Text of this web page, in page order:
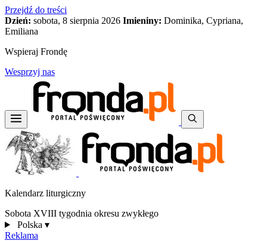
Przejdź do treści
Dzień: sobota, 8 sierpnia 2026 Imieniny: Dominika, Cypriana,
Emiliana
Wspieraj Frondę
Wesprzyj nas
Kalendarz liturgiczny
Sobota XVIII tygodnia okresu zwykłego
Polska ▾
Reklama